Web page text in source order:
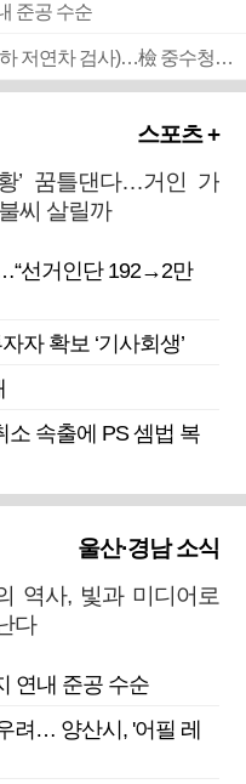
준공 수순
■ 검사 신분 버리고 직급하향(10년 이하 저연차 검사)…檢 중수청행 기피
스포츠 +
황’ 꿈틀댄다…거인 가
씨 살릴까
선거인단 192→2만
자 확보 ‘기사회생’
속출에 PS 셈법 복
울산·경남 소식
역사, 빛과 미디어로
다
연내 준공 수순
려… 양산시, '어필 레